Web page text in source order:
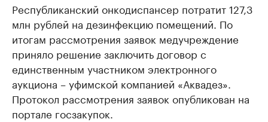
Республиканский онкодиспансер потратит 127,3
млн рублей на дезинфекцию помещений. По
итогам рассмотрения заявок медучреждение
приняло решение заключить договор с
единственным участником электронного
аукциона – уфимской компанией «Аквадез».
Протокол рассмотрения заявок опубликован на
портале госзакупок.